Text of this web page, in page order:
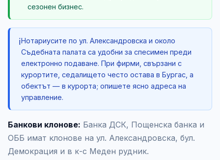
сезонен бизнес.
ℹ️Нотариусите по ул. Александровска и около
Съдебната палата са удобни за спесимен преди
електронно подаване. При фирми, свързани с
курортите, седалището често остава в Бургас, а
обектът — в курорта; опишете ясно адреса на
управление.
Банкови клонове: Банка ДСК, Пощенска банка и
ОББ имат клонове на ул. Александровска, бул.
Демокрация и в к-с Меден рудник.